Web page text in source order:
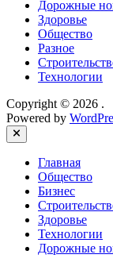
Дорожные
Здоровье
Общество
Разное
Технологии
Copyright © 2026 .
Powered by
Close
Главная
Общество
Бизнес
Здоровье
Технологии
Дорожные